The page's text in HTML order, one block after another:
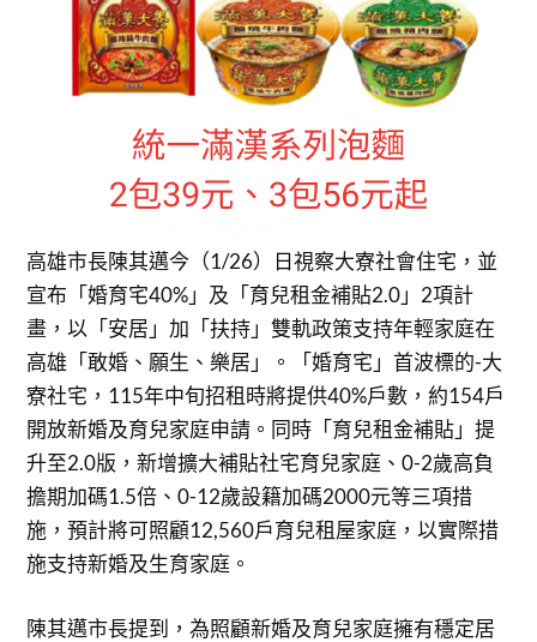
高雄市長陳其邁今（1/26）日視察大寮社會住宅，並
宣布「婚育宅40%」及「育兒租金補貼2.0」2項計
畫，以「安居」加「扶持」雙軌政策支持年輕家庭在
高雄「敢婚、願生、樂居」。「婚育宅」首波標的-大
寮社宅，115年中旬招租時將提供40%戶數，約154戶
開放新婚及育兒家庭申請。同時「育兒租金補貼」提
升至2.0版，新增擴大補貼社宅育兒家庭、0-2歲高負
擔期加碼1.5倍、0-12歲設籍加碼2000元等三項措
施，預計將可照顧12,560戶育兒租屋家庭，以實際措
施支持新婚及生育家庭。
陳其邁市長提到，為照顧新婚及育兒家庭擁有穩定居